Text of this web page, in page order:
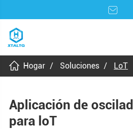
Hogar Soluciones LoT
Aplicación de
para loT